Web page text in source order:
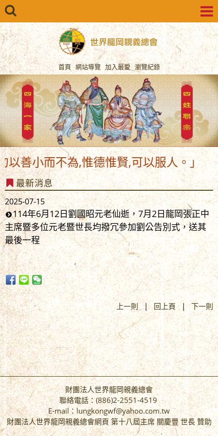
首頁 網站導覽 加入最愛 瀏覽紀錄
善小而不為,惟德惟賢,可以服人。」
最新消息
2025-07-15
114年6月12日劉國昭元老仙逝，7月2日龍岡張正中
主席暨多位元老暨世長均撥冗參加劉公告別式，送其
最後一程
上一則|回上頁|下一則
財團法人世界龍岡親義總會
聯絡電話：(886)2-2551-4519
E-mail：lungkongwf@yahoo.com.tw
財團法人世界龍岡親義總會網頁 第十八屆主席 關慶豐 世長 贊助